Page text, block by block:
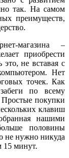
так. На самом
преимуществ,
магазина –
приобрести
это, не вставая с
Нет
точек. Как
по всему
покупки
клавиш
нашими
половины
не нужно никуда
15 минут.